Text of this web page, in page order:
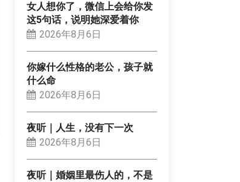
女人想你了，微信上会给你发
这5句话，说明她深爱着你
2026年8月6日
你嫁什么性格的老公，孩子就
什么命
2026年8月6日
夜听｜人生，没有下一次
2026年8月6日
夜听｜婚姻里最伤人的，不是